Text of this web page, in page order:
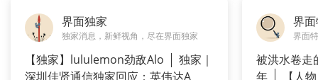
界面独家
独家消息，新鲜视角，尽在界面独家
【独家】lululemon劲敌Alo
独家｜
深圳佳贤通信独家回应：英伟达A
界
界面
被洪水卷走
年
【人